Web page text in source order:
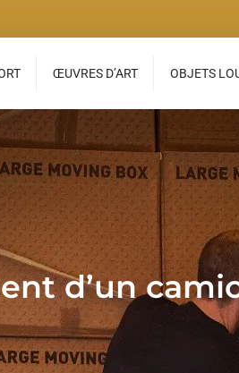
ŒUVRES D’ART OBJETS
d’un